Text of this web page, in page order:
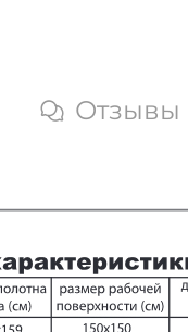
окантовка
яркости
менеджмента
2000.
Отзывы